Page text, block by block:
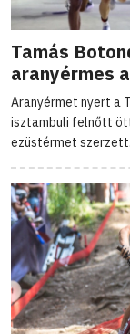
Tamás
aranyérmes
Aranyérmet nyert a
isztambuli felnőtt
ezüstérmet szerzett.